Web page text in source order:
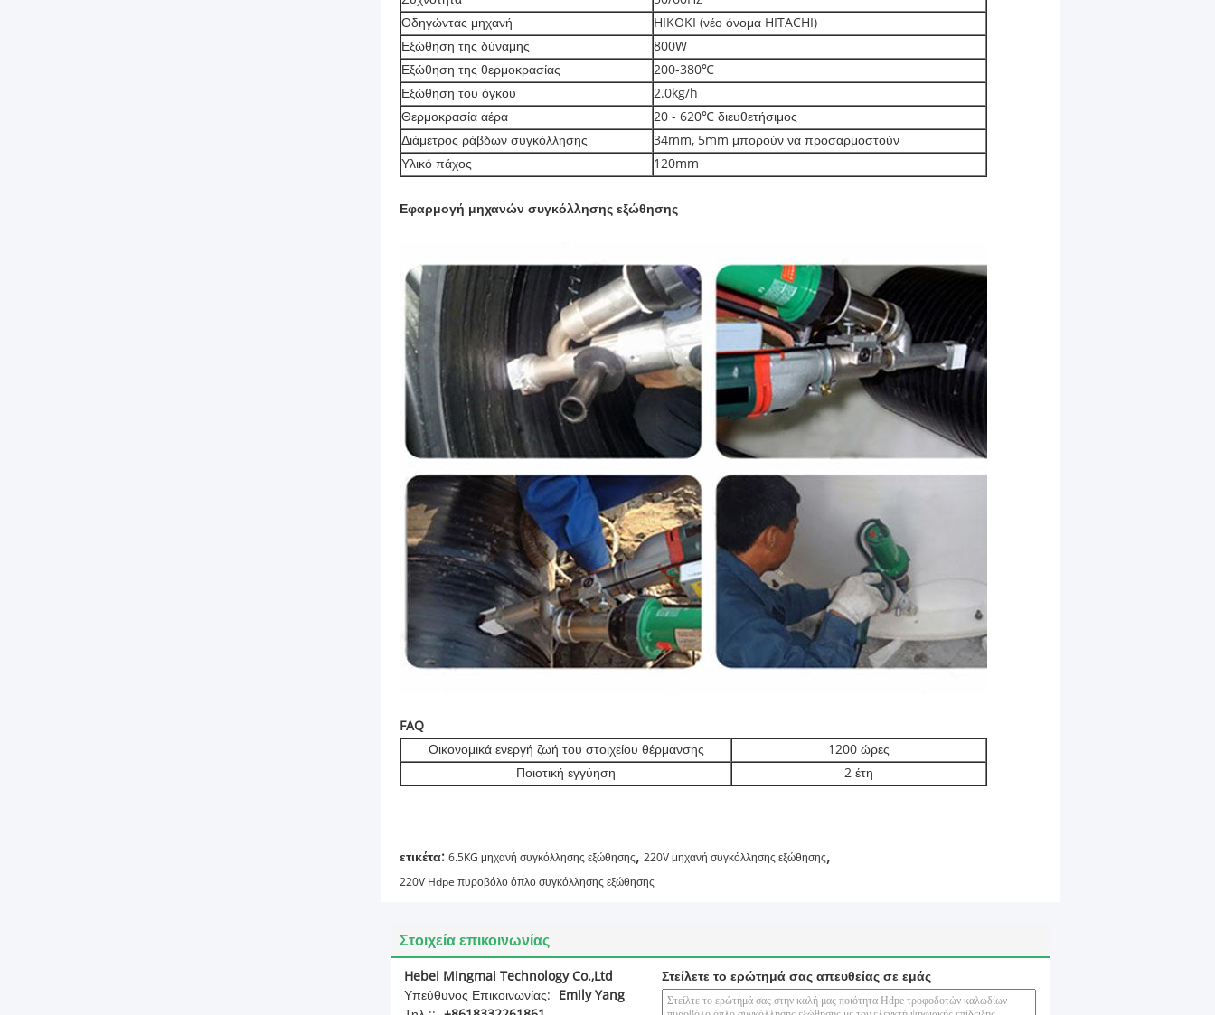
Οδηγώντας μηχανή
HIKOKI (νέο όνομα HITACHI)
Εξώθηση της δύναμης
800W
Εξώθηση της θερμοκρασίας
200-380℃
Εξώθηση του όγκου
2.0kg/h
Θερμοκρασία αέρα
20 - 620℃ διευθετήσιμος
Διάμετρος ράβδων συγκόλλησης
34mm, 5mm μπορούν να προσαρμοστούν
Υλικό πάχος
120mm
Εφαρμογή μηχανών συγκόλλησης εξώθησης
FAQ
Οικονομικά ενεργή ζωή του στοιχείου θέρμανσης
1200 ώρες
Ποιοτική εγγύηση
2 έτη
ετικέτα: 6.5KG μηχανή συγκόλλησης εξώθησης, 220V μηχανή συγκόλλησης εξώθησης,
220V Hdpe πυροβόλο όπλο συγκόλλησης εξώθησης
Στοιχεία επικοινωνίας
Hebei Mingmai Technology Co.,Ltd
Υπεύθυνος Επικοινωνίας:
Emily Yang
Στείλετε το ερώτημά σας απευθείας σε εμάς